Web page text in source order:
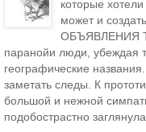
которые
может и
ОБЪЯВЛЕНИЯ
паранойи люди, убеждая
географические
заметать следы. К
большой и нежной
подобострастно